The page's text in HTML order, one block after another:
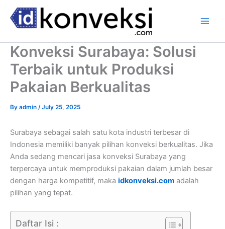
content
Konveksi Surabaya: Solusi
Terbaik untuk Produksi
Pakaian Berkualitas
By admin /July 25, 2025
Surabaya sebagai salah satu kota industri terbesar di
Indonesia memiliki banyak pilihan konveksi berkualitas. Jika
Anda sedang mencari jasa konveksi Surabaya yang
terpercaya untuk memproduksi pakaian dalam jumlah besar
dengan harga kompetitif, maka idkonveksi.com adalah
pilihan yang tepat.
Daftar Isi :